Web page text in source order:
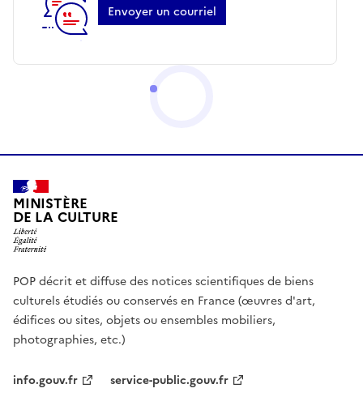
Envoyer un courriel
MINISTÈRE
DE LA CULTURE
POP décrit et diffuse des notices scientifiques de biens
culturels étudiés ou conservés en France (œuvres d'art,
édifices ou sites, objets ou ensembles mobiliers,
photographies, etc.)
info.gouv.fr service-public.gouv.fr